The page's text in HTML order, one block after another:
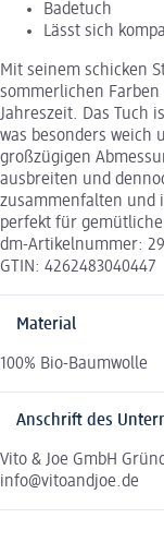
Badetuch
Lässt sich
Mit seinem schicken
sommerlichen
Jahreszeit. Das Tuch
was besonders weich
großzügigen
ausbreiten und
zusammenfalten und
perfekt für gemütliche
dm-Artikelnummer:
GTIN: 4262483040447
Material
100% Bio-Baumwolle
Anschrift des
Vito & Joe GmbH
info@vitoandjoe.de